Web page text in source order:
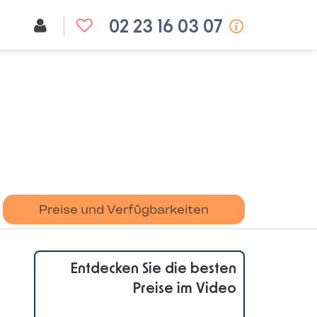
02 23 16 03 07
Preise und Verfügbarkeiten
Entdecken Sie die besten
Preise im Video